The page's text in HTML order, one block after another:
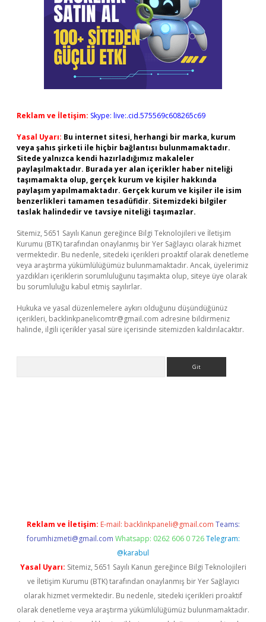
Reklam ve İletişim: Skype: live:.cid.575569c608265c69
Yasal Uyarı: Bu internet sitesi, herhangi bir marka, kurum
veya şahıs şirketi ile hiçbir bağlantısı bulunmamaktadır.
Sitede yalnızca kendi hazırladığımız makaleler
paylaşılmaktadır. Burada yer alan içerikler haber niteliği
taşımamakta olup, gerçek kurum ve kişiler hakkında
paylaşım yapılmamaktadır. Gerçek kurum ve kişiler ile isim
benzerlikleri tamamen tesadüfidir. Sitemizdeki bilgiler
taslak halindedir ve tavsiye niteliği taşımazlar.
Sitemiz, 5651 Sayılı Kanun gereğince Bilgi Teknolojileri ve İletişim
Kurumu (BTK) tarafından onaylanmış bir Yer Sağlayıcı olarak hizmet
vermektedir. Bu nedenle, sitedeki içerikleri proaktif olarak denetleme
veya araştırma yükümlülüğümüz bulunmamaktadır. Ancak, üyelerimiz
yazdıkları içeriklerin sorumluluğunu taşımakta olup, siteye üye olarak
bu sorumluluğu kabul etmiş sayılırlar.
Hukuka ve yasal düzenlemelere aykırı olduğunu düşündüğünüz
içerikleri, backlinkpanelicomtr@gmail.com adresine bildirmeniz
halinde, ilgili içerikler yasal süre içerisinde sitemizden kaldırılacaktır.
Reklam ve İletişim: E-mail: backlinkpaneli@gmail.com Teams:
forumhizmeti@gmail.com Whatsapp: 0262 606 0 726 Telegram:
@karabul
Yasal Uyarı: Sitemiz, 5651 Sayılı Kanun gereğince Bilgi Teknolojileri
ve İletişim Kurumu (BTK) tarafından onaylanmış bir Yer Sağlayıcı
olarak hizmet vermektedir. Bu nedenle, sitedeki içerikleri proaktif
olarak denetleme veya araştırma yükümlülüğümüz bulunmamaktadır.